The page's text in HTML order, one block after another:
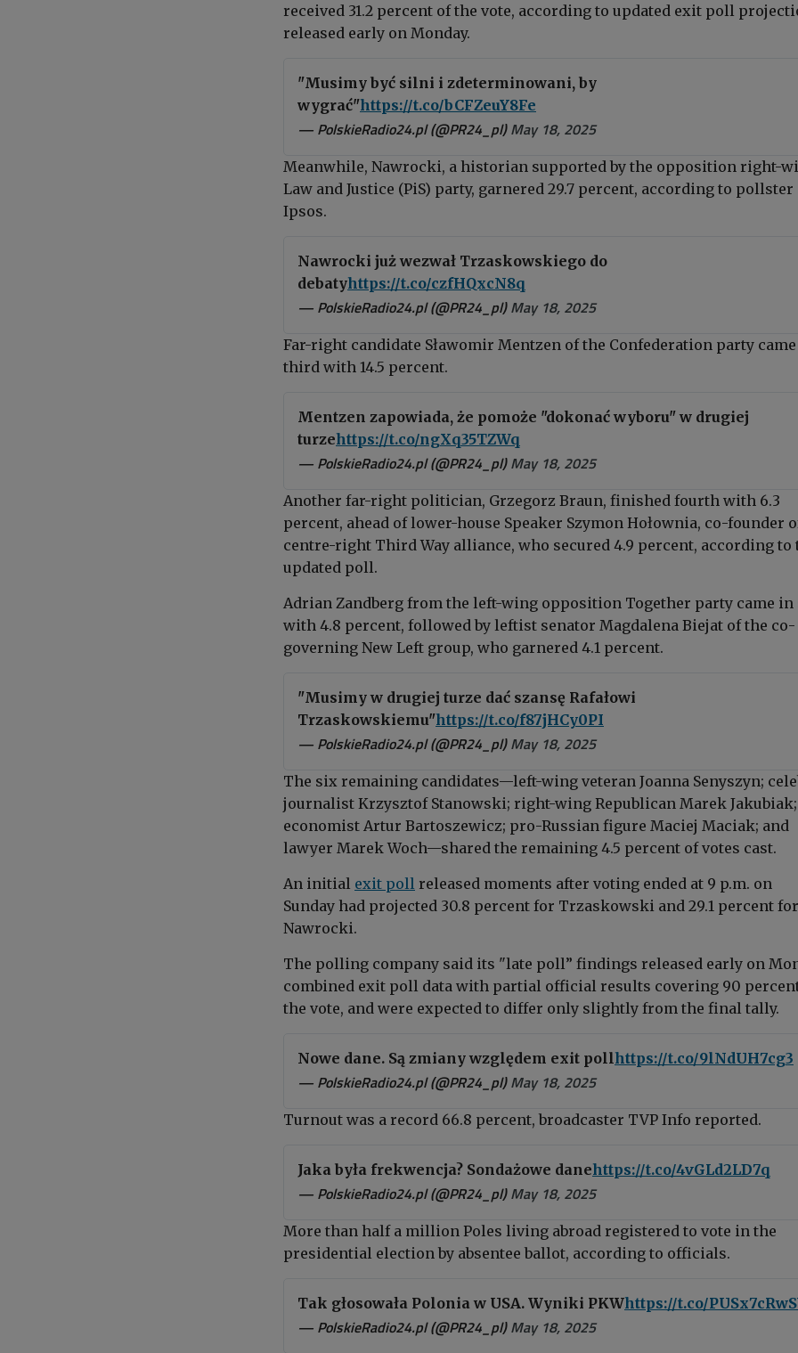
received 31.2 percent of the vote, according to updated exit poll
released early on Monday.
"Musimy być silni i zdeterminowani, by
wygrać"https://t.co/bCFZeuY8Fe
— PolskieRadio24.pl (@PR24_pl)May 18, 2025
Meanwhile, Nawrocki, a historian supported by the opposition right-
Law and Justice (PiS) party, garnered 29.7 percent, according to pollster
Ipsos.
Nawrocki już wezwał Trzaskowskiego do
debatyhttps://t.co/czfHQxcN8q
— PolskieRadio24.pl (@PR24_pl)May 18, 2025
Far-right candidate Sławomir Mentzen of the Confederation party
third with 14.5 percent.
Mentzen zapowiada, że pomoże "dokonać wyboru" w drugiej
turzehttps://t.co/ngXq35TZWq
— PolskieRadio24.pl (@PR24_pl)May 18, 2025
Another far-right politician, Grzegorz Braun, finished fourth with 6.3
percent, ahead of lower-house Speaker Szymon Hołownia, co-founder
centre-right Third Way alliance, who secured 4.9 percent, according to
updated poll.
Adrian Zandberg from the left-wing opposition Together party came
with 4.8 percent, followed by leftist senator Magdalena Biejat of the co-
governing New Left group, who garnered 4.1 percent.
"Musimy w drugiej turze dać szansę Rafałowi
Trzaskowskiemu"https://t.co/f87jHCy0PI
— PolskieRadio24.pl (@PR24_pl)May 18, 2025
The six remaining candidates—left-wing veteran Joanna Senyszyn;
journalist Krzysztof Stanowski; right-wing Republican Marek Jakubiak;
economist Artur Bartoszewicz; pro-Russian figure Maciej Maciak; and
lawyer Marek Woch—shared the remaining 4.5 percent of votes cast.
An initial exit poll released moments after voting ended at 9 p.m. on
Sunday had projected 30.8 percent for Trzaskowski and 29.1 percent for
Nawrocki.
The polling company said its "late poll” findings released early on
combined exit poll data with partial official results covering 90
the vote, and were expected to differ only slightly from the final tally.
Nowe dane. Są zmiany względem exit pollhttps://t.co/9lNdUH7cg3
— PolskieRadio24.pl (@PR24_pl)May 18, 2025
Turnout was a record 66.8 percent, broadcaster TVP Info reported.
Jaka była frekwencja? Sondażowe danehttps://t.co/4vGLd2LD7q
— PolskieRadio24.pl (@PR24_pl)May 18, 2025
More than half a million Poles living abroad registered to vote in the
presidential election by absentee ballot, according to officials.
Tak głosowała Polonia w USA. Wyniki PKWhttps://t.co/
— PolskieRadio24.pl (@PR24_pl)May 18, 2025